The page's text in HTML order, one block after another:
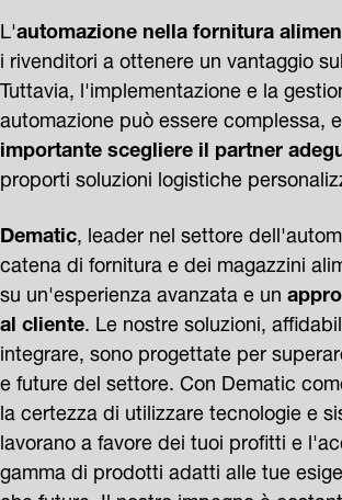
L'automazione nella fornitura
i rivenditori a ottenere un vantaggio
Tuttavia, l'implementazione e la
automazione può essere complessa,
importante scegliere il partner
proporti soluzioni logistiche
Dematic, leader nel settore
catena di fornitura e dei magazzini
su un'esperienza avanzata e un
al cliente. Le nostre soluzioni,
integrare, sono progettate per
e future del settore. Con Dematic
la certezza di utilizzare tecnologie e
lavorano a favore dei tuoi profitti e
gamma di prodotti adatti alle tue